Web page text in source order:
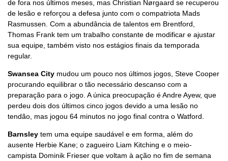
de fora nos últimos meses, mas Christian Nørgaard se recuperou
de lesão e reforçou a defesa junto com o compatriota Mads
Rasmussen. Com a abundância de talentos em Brentford,
Thomas Frank tem um trabalho constante de modificar e ajustar
sua equipe, também visto nos estágios finais da temporada
regular.
Swansea City mudou um pouco nos últimos jogos, Steve Cooper
procurando equilibrar o tão necessário descanso com a
preparação para o jogo. A única preocupação é Andre Ayew, que
perdeu dois dos últimos cinco jogos devido a uma lesão no
tendão, mas jogou 64 minutos no jogo final contra o Watford.
Barnsley tem uma equipe saudável e em forma, além do
ausente Herbie Kane; o zagueiro Liam Kitching e o meio-
campista Dominik Frieser que voltam à ação no fim de semana